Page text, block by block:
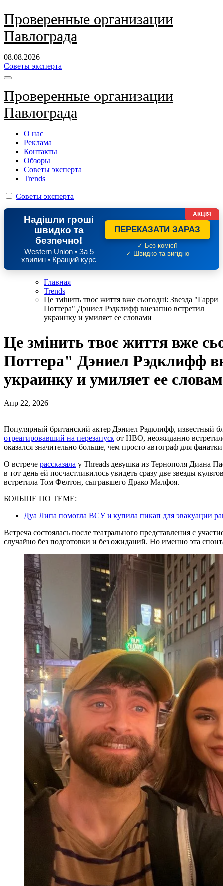
Перейти
к
содержанию
Проверенные организации
Павлограда
08.08.2026
Советы эксперта
Проверенные организации
Павлограда
О нас
Реклама
Контакты
Обзоры
Советы эксперта
Trends
Советы эксперта
Надішли гроші
швидко та
безпечно!
Western Union • За 5
хвилин • Кращий курс
ПЕРЕКАЗАТИ ЗАРАЗ
✓ Без комісії
✓ Швидко та вигідно
АКЦІЯ
Главная
Trends
Це змінить твоє життя вже сьогодні: Звезда "Гарри
Поттера" Дэниел Рэдклифф внезапно встретил
украинку и умиляет ее словами
Це змінить твоє життя вже
Поттера" Дэниел Рэдклифф
украинку и умиляет ее
Апр 22, 2026
Популярный британский актер Дэниел Рэдклифф, известный
отреагировавший на перезапуск от HBO, неожиданно
оказался значительно больше, чем просто автограф для
О встрече рассказала у Threads девушка из Тернополя Диана
в тот день ей посчастливилось увидеть сразу две звезды
встретила Том Фелтон, сыгравшего Драко Малфоя.
БОЛЬШЕ ПО ТЕМЕ:
Дуа Липа помогла ВСУ и купила пикап для эвакуации
Встреча состоялась после театрального представления с
случайно без подготовки и без ожиданий. Но именно эта